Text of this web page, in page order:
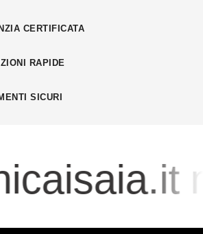
CERTIFICATA
RAPIDE
SICURI